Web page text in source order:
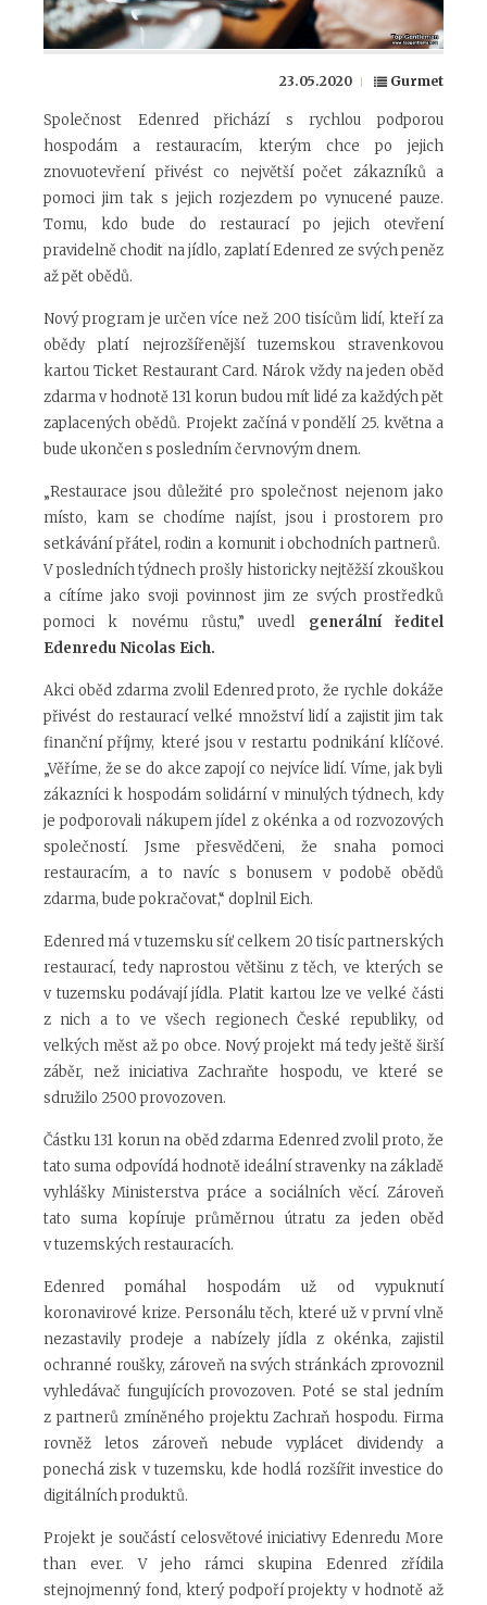
23.05.2020 Gurmet
Společnost Edenred přichází s rychlou podporou
hospodám a restauracím, kterým chce po jejich
znovuotevření přivést co největší počet zákazníků a
pomoci jim tak s jejich rozjezdem po vynucené pauze.
Tomu, kdo bude do restaurací po jejich otevření
pravidelně chodit na jídlo, zaplatí Edenred ze svých peněz
až pět obědů.
Nový program je určen více než 200 tisícům lidí, kteří za
obědy platí nejrozšířenější tuzemskou stravenkovou
kartou Ticket Restaurant Card. Nárok vždy na jeden oběd
zdarma v hodnotě 131 korun budou mít lidé za každých pět
zaplacených obědů. Projekt začíná v pondělí 25. května a
bude ukončen s posledním červnovým dnem.
„Restaurace jsou důležité pro společnost nejenom jako
místo, kam se chodíme najíst, jsou i prostorem pro
setkávání přátel, rodin a komunit i obchodních partnerů.
V posledních týdnech prošly historicky nejtěžší zkouškou
a cítíme jako svoji povinnost jim ze svých prostředků
pomoci k novému růstu,”uvedl generální ředitel
Edenredu Nicolas Eich.
Akci oběd zdarma zvolil Edenred proto, že rychle dokáže
přivést do restaurací velké množství lidí a zajistit jim tak
finanční příjmy, které jsou v restartu podnikání klíčové.
„Věříme, že se do akce zapojí co nejvíce lidí. Víme, jak byli
zákazníci k hospodám solidární v minulých týdnech, kdy
je podporovali nákupem jídel z okénka a od rozvozových
společností. Jsme přesvědčeni, že snaha pomoci
restauracím, a to navíc s bonusem v podobě obědů
zdarma, bude pokračovat,“ doplnil Eich.
Edenred má v tuzemsku síť celkem 20 tisíc partnerských
restaurací, tedy naprostou většinu z těch, ve kterých se
v tuzemsku podávají jídla. Platit kartou lze ve velké části
z nich a to ve všech regionech České republiky, od
velkých měst až po obce. Nový projekt má tedy ještě širší
záběr, než iniciativa Zachraňte hospodu, ve které se
sdružilo 2500 provozoven.
Částku 131 korun na oběd zdarma Edenred zvolil proto, že
tato suma odpovídá hodnotě ideální stravenky na základě
vyhlášky Ministerstva práce a sociálních věcí. Zároveň
tato suma kopíruje průměrnou útratu za jeden oběd
v tuzemských restauracích.
Edenred pomáhal hospodám už od vypuknutí
koronavirové krize. Personálu těch, které už v první vlně
nezastavily prodeje a nabízely jídla z okénka, zajistil
ochranné roušky, zároveň na svých stránkách zprovoznil
vyhledávač fungujících provozoven. Poté se stal jedním
z partnerů zmíněného projektu Zachraň hospodu. Firma
rovněž letos zároveň nebude vyplácet dividendy a
ponechá zisk v tuzemsku, kde hodlá rozšířit investice do
digitálních produktů.
Projekt je součástí celosvětové iniciativy Edenredu More
than ever. V jeho rámci skupina Edenred zřídila
stejnojmenný fond, který podpoří projekty v hodnotě až